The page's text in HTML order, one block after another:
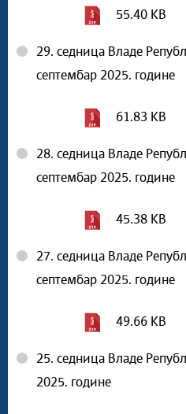
55.40 KB
29. седница Владе
септембар 2025. године
61.83 KB
28. седница Владе
септембар 2025. године
45.38 KB
27. седница Владе
септембар 2025. године
49.66 KB
25. седница Владе
2025. године